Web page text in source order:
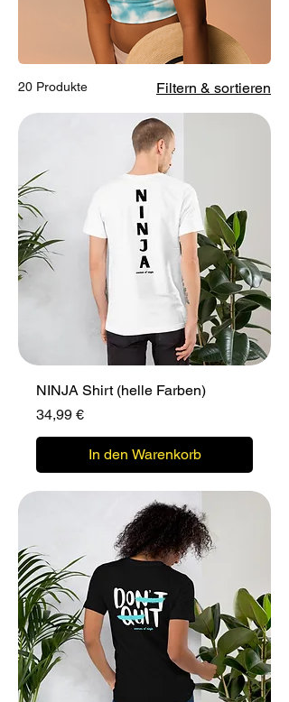
20 Produkte Filtern & sortieren
NINJA Shirt (helle Farben)
Preis
34,99 €
In den Warenkorb